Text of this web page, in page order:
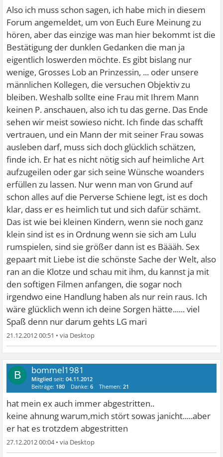
jetzt?
Dubist
Also ich muss schon sagen, ich habe mich in diesem
Forum angemeldet, um von Euch Eure Meinung zu
hören, aber das einzige was man hier bekommt ist die
Bestätigung der dunklen Gedanken die man ja
eigentlich loswerden möchte. Es gibt bislang nur
wenige, Grosses Lob an Prinzessin, ... oder unsere
männlichen Kollegen, die versuchen Objektiv zu
bleiben. Weshalb sollte eine Frau mit Ihrem Mann
keinen P. anschauen, also ich tu das gerne. Das Ende
sehen wir meist sowieso nicht. Ich finde das schafft
vertrauen, und ein Mann der mit seiner Frau sowas
ausleben darf, muss sich doch glücklich schätzen,
finde ich. Er hat es nicht nötig sich auf heimliche Art
aufzugeilen oder gar sich seine Wünsche woanders
erfüllen zu lassen. Nur wenn man von Grund auf
schon alles auf die Perverse Schiene legt, ist es doch
klar, dass er es heimlich tut und sich dafür schämt.
Das ist wie bei kleinen Kindern, wenn sie noch ganz
klein sind ist es in Ordnung wenn sie sich am Lulu
rumspielen, sind sie größer dann ist es Bäääh. Sex
gepaart mit Liebe ist die schönste Sache der Welt, also
ran an die Klotze und schau mit ihm, du kannst ja mit
den softigen Filmen anfangen, die sogar noch
irgendwo eine Handlung haben als nur rein raus. Ich
wäre glücklich wenn ich deine Sorgen hätte...... viel
Spaß denn nur darum gehts LG mari
21.12.2012 00:51 •
B bommel1981
Mitglied seit:04.11.2012
Beiträge: 180 Danke:6 Themen:21
hat mein ex auch immer abgestritten..
keine ahnung warum,mich stört sowas janicht.....aber
er hat es trotzdem abgestritten
27.12.2012 00:04•